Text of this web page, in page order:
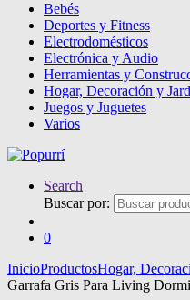
Bebés
Deportes y Fitness
Electrodomésticos
Electrónica y Audio
Herramientas y
Hogar, Decoración y
Juegos y Juguetes
Varios
Search
Buscar por:
0
InicioProductosHogar,
Garrafa Gris Para Living